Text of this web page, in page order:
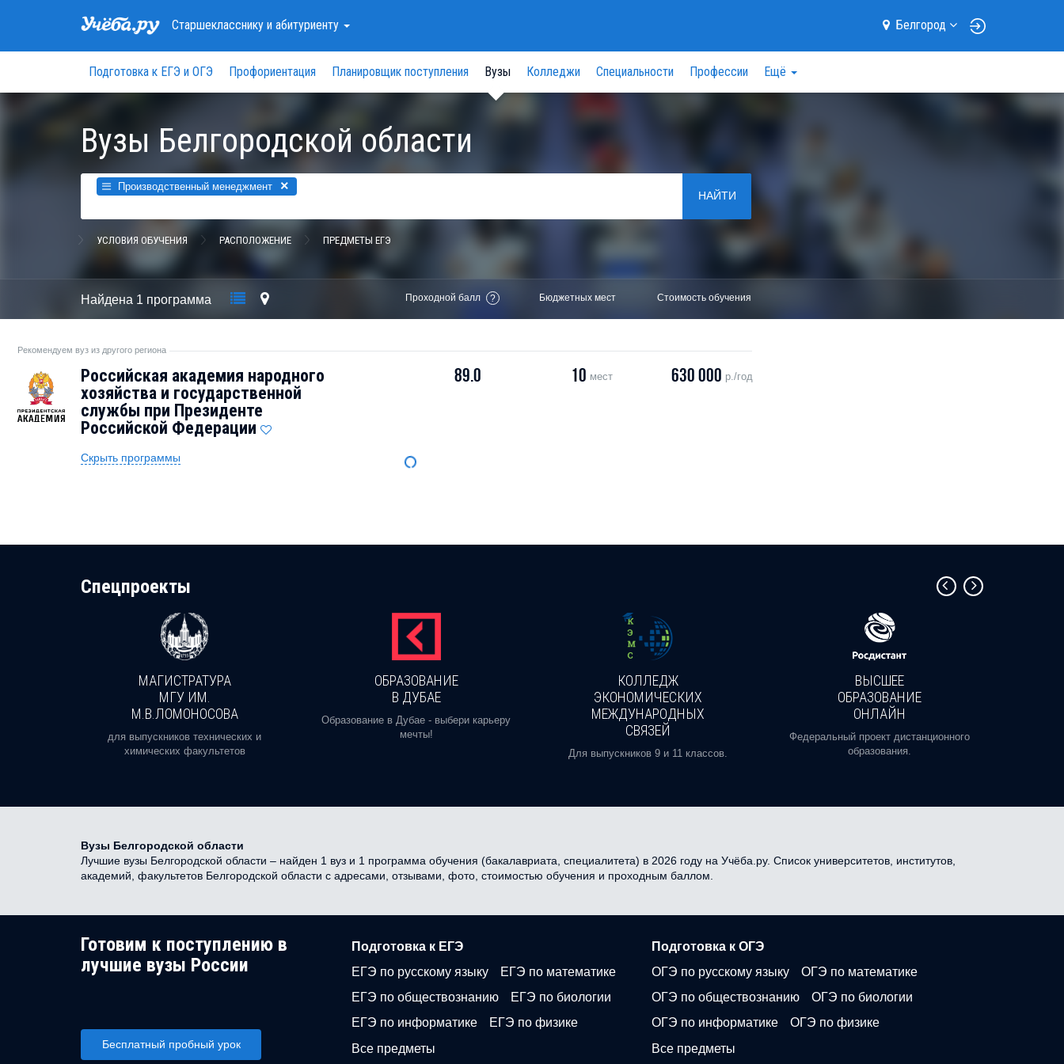
Старшеклассникуи абитуриенту Белгород
Подготовка к ЕГЭ и ОГЭ Профориентация Планировщик поступления Вузы Колледжи Специальности Профессии Ещё
Вузы Белгородской области
Производственный менеджмент ×
НАЙТИ
УСЛОВИЯ ОБУЧЕНИЯ РАСПОЛОЖЕНИЕ ПРЕДМЕТЫ ЕГЭ
Найдена 1 программа Проходной балл ? Бюджетных мест Стоимость обучения
Рекомендуем вуз из другого региона
Российская академия народного
хозяйства и государственной
службы при Президенте
Российской Федерации
89.0 10 мест 630 000 р./год
Скрыть программы
Cпецпроекты
МАГИСТРАТУРА
МГУ ИМ.
М.В.ЛОМОНОСОВА
для выпускников технических и
химических факультетов
ОБРАЗОВАНИЕ
В ДУБАЕ
Образование в Дубае - выбери карьеру
мечты!
КОЛЛЕДЖ
ЭКОНОМИЧЕСКИХ
МЕЖДУНАРОДНЫХ
СВЯЗЕЙ
Для выпускников 9 и 11 классов.
ВЫСШЕЕ
ОБРАЗОВАНИЕ
ОНЛАЙН
Федеральный проект дистанционного
образования.
Вузы Белгородской области
Лучшие вузы Белгородской области – найден 1 вуз и 1 программа обучения (бакалавриата, специалитета) в 2026 году на Учёба.ру. Список университетов, институтов,
академий, факультетов Белгородской области с адресами, отзывами, фото, стоимостью обучения и проходным баллом.
Готовим к поступлению в
лучшие вузы России
Бесплатный пробный урок
Подготовка к ЕГЭ
ЕГЭ по русскому языку
ЕГЭ по математике
ЕГЭ по обществознанию
ЕГЭ по биологии
ЕГЭ по информатике
ЕГЭ по физике
Все предметы
Подготовка к ОГЭ
ОГЭ по русскому языку
ОГЭ по математике
ОГЭ по обществознанию
ОГЭ по биологии
ОГЭ по информатике
ОГЭ по физике
Все предметы